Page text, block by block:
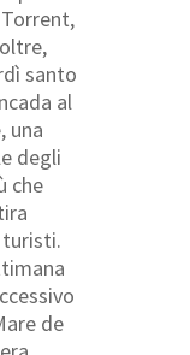
santo
al
una
degli
che
turisti.
de